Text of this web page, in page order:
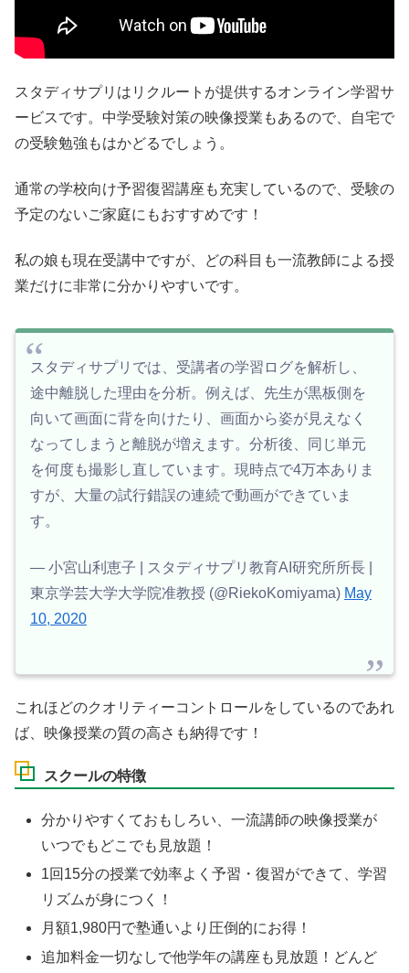
スタディサプリはリクルートが提供するオンライン学習サ
ービスです。中学受験対策の映像授業もあるので、自宅で
の受験勉強もはかどるでしょう。
通常の学校向け予習復習講座も充実しているので、受験の
予定のないご家庭にもおすすめです！
私の娘も現在受講中ですが、どの科目も一流教師による授
業だけに非常に分かりやすいです。
スタディサプリでは、受講者の学習ログを解析し、
途中離脱した理由を分析。例えば、先生が黒板側を
向いて画面に背を向けたり、画面から姿が見えなく
なってしまうと離脱が増えます。分析後、同じ単元
を何度も撮影し直しています。現時点で4万本ありま
すが、大量の試行錯誤の連続で動画ができていま
す。
— 小宮山利恵子 | スタディサプリ教育AI研究所所長 |
東京学芸大学大学院准教授 (@RiekoKomiyama) May
10, 2020
これほどのクオリティーコントロールをしているのであれ
ば、映像授業の質の高さも納得です！
スクールの特徴
分かりやすくておもしろい、一流講師の映像授業が
いつでもどこでも見放題！
1回15分の授業で効率よく予習・復習ができて、学習
リズムが身につく！
月額1,980円で塾通いより圧倒的にお得！
追加料金一切なしで他学年の講座も見放題！どんど